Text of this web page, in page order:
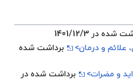
شده در 1401/12/3
و درمان>
برداشت شده
و مضرات>
برداشت شده در